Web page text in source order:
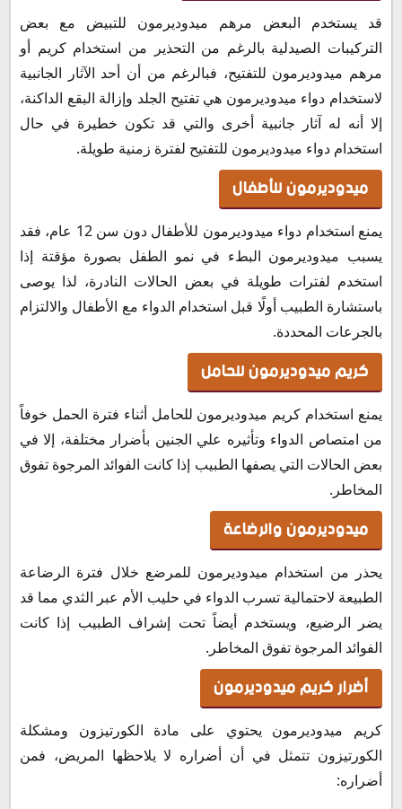
قد يستخدم البعض مرهم ميدوديرمون للتبيض مع بعض
التركيبات الصيدلية بالرغم من التحذير من استخدام كريم أو
مرهم ميدوديرمون للتفتيح، فبالرغم من أن أحد الآثار الجانبية
لاستخدام دواء ميدوديرمون هي تفتيح الجلد وإزالة البقع الداكنة،
إلا أنه له آثار جانبية أخرى والتي قد تكون خطيرة في حال
استخدام دواء ميدوديرمون للتفتيح لفترة زمنية طويلة.
ميدوديرمون للأطفال
يمنع استخدام دواء ميدوديرمون للأطفال دون سن 12 عام، فقد
يسبب ميدوديرمون البطء في نمو الطفل بصورة مؤقتة إذا
استخدم لفترات طويلة في بعض الحالات النادرة، لذا يوصى
باستشارة الطبيب أولًا قبل استخدام الدواء مع الأطفال والالتزام
بالجرعات المحددة.
كريم ميدوديرمون للحامل
يمنع استخدام كريم ميدوديرمون للحامل أثناء فترة الحمل خوفاً
من امتصاص الدواء وتأثيره علي الجنين بأضرار مختلفة، إلا في
بعض الحالات التي يصفها الطبيب إذا كانت الفوائد المرجوة تفوق
المخاطر.
ميدوديرمون والرضاعة
يحذر من استخدام ميدوديرمون للمرضع خلال فترة الرضاعة
الطبيعة لاحتمالية تسرب الدواء في حليب الأم عبر الثدي مما قد
يضر الرضيع، ويستخدم أيضاً تحت إشراف الطبيب إذا كانت
الفوائد المرجوة تفوق المخاطر.
أضرار كريم ميدوديرمون
كريم ميدوديرمون يحتوي على مادة الكورتيزون ومشكلة
الكورتيزون تتمثل في أن أضراره لا يلاحظها المريض، فمن
أضراره: